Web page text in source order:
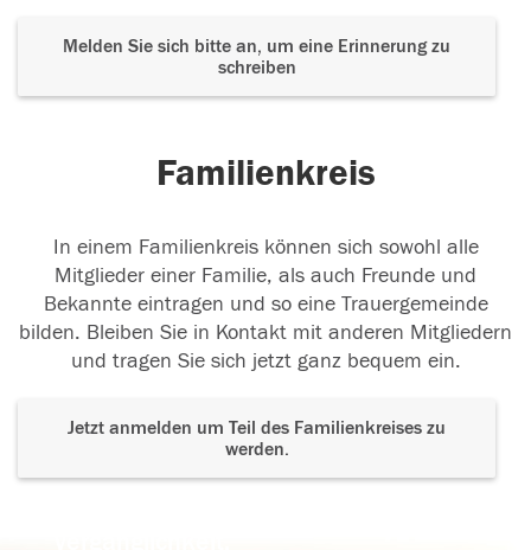
Melden Sie sich bitte an, um eine Erinnerung zu
schreiben
Familienkreis
In einem Familienkreis können sich sowohl alle
Mitglieder einer Familie, als auch Freunde und
Bekannte eintragen und so eine Trauergemeinde
bilden. Bleiben Sie in Kontakt mit anderen Mitgliedern
und tragen Sie sich jetzt ganz bequem ein.
Jetzt anmelden um Teil des Familienkreises zu
werden.